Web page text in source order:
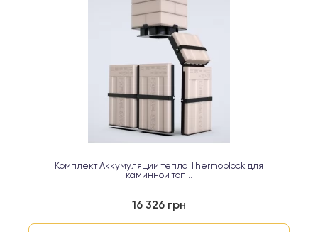
Комплект Аккумуляции тепла Thermoblock для
каминной топ...
16 326 грн